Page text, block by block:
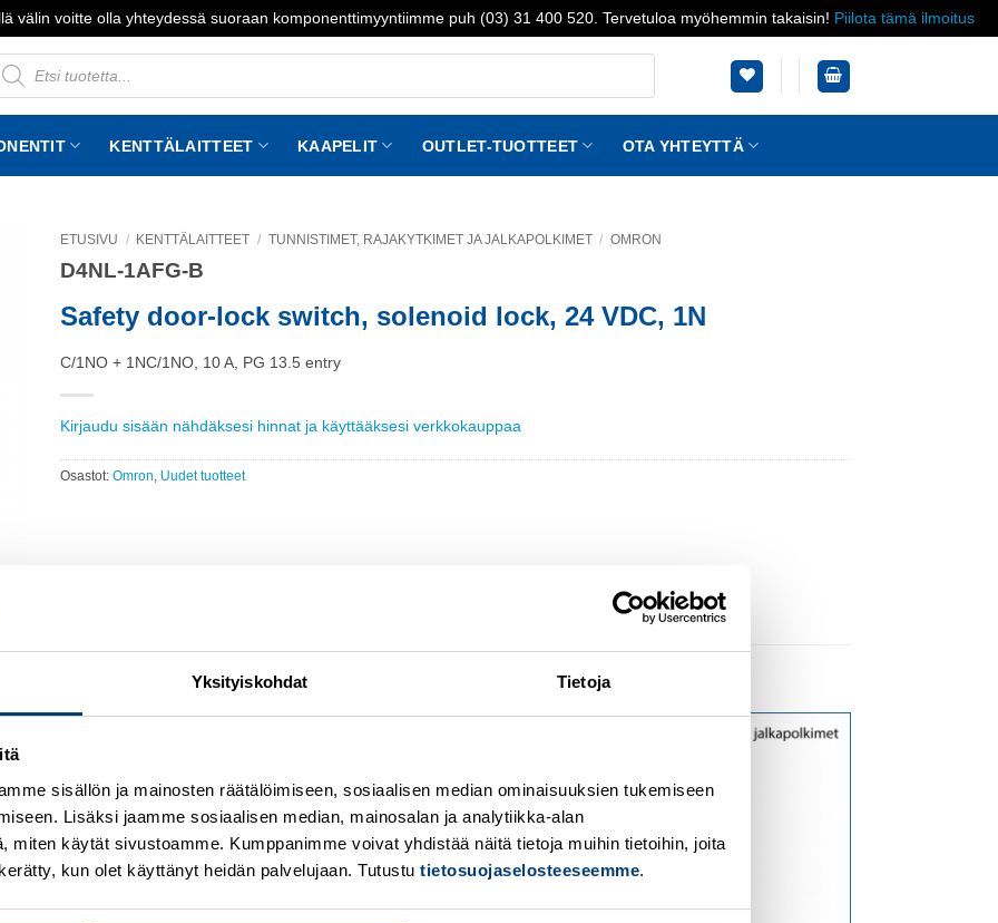
Yksityiskohdat Tietoja
sisällön ja mainosten räätälöimiseen, sosiaalisen median ominaisuuksien tukemiseen
Lisäksi jaamme sosiaalisen median, mainosalan ja analytiikka-alan
miten käytät sivustoamme. Kumppanimme voivat yhdistää näitä tietoja muihin tietoihin, joita
kun olet käyttänyt heidän palvelujaan. Tutustu tietosuojaselosteeseemme.
välin voitte olla yhteydessä suoraan komponenttimyyntiimme puh (03) 31 400 520. Tervetuloa myöhemmin takaisin! Piilota tämä ilmoitus
KENTTÄLAITTEET KAAPELIT OUTLET-TUOTTEET OTA YHTEYTTÄ
ETUSIVU / KENTTÄLAITTEET / TUNNISTIMET, RAJAKYTKIMET JA JALKAPOLKIMET / OMRON
D4NL-1AFG-B
Safety door-lock switch, solenoid lock, 24 VDC, 1N
C/1NO + 1NC/1NO, 10 A, PG 13.5 entry
Kirjaudu sisään nähdäksesi hinnat ja käyttääksesi verkkokauppaa
Osastot: Omron Uudet tuotteet
wishlist
wishlist